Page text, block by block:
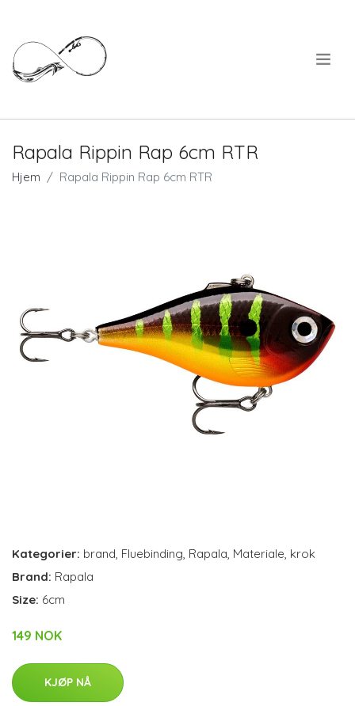
Rapala Rippin Rap 6cm RTR
Hjem Rapala Rippin Rap 6cm RTR
Kategorier: brand, Fluebinding, Rapala, Materiale, krok
Brand: Rapala
Size: 6cm
149 NOK
KJØP NÅ